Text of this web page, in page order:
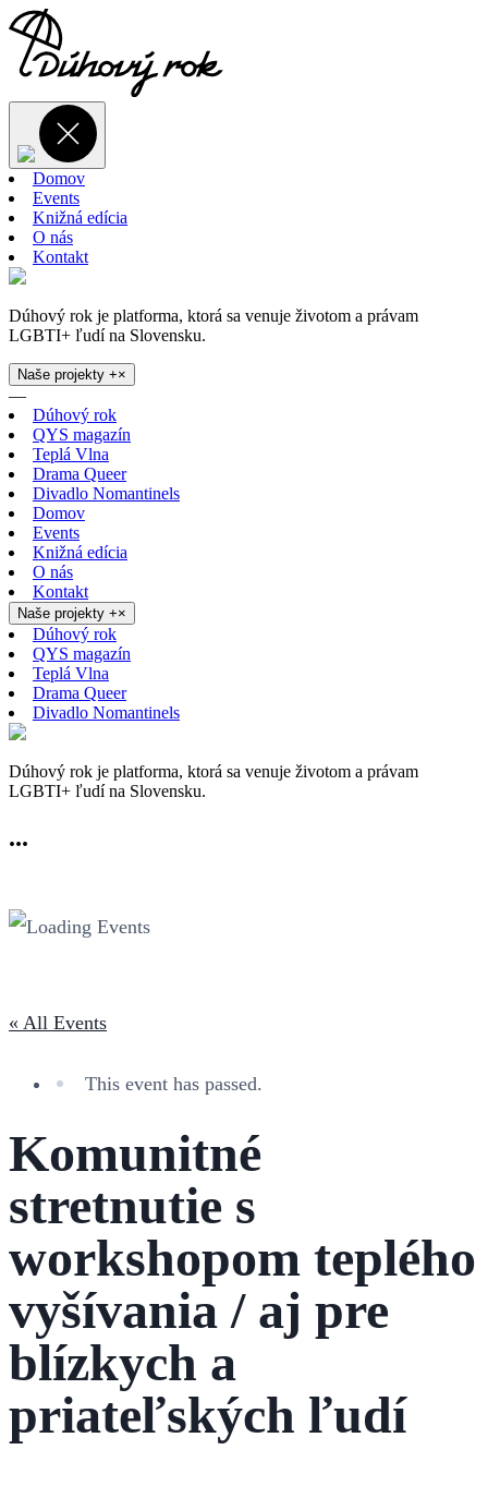
Domov
Events
Knižná edícia
O nás
Kontakt
Dúhový rok je platforma, ktorá sa venuje životom a právam
LGBTI+ ľudí na Slovensku.
Naše projekty +×
—
Dúhový rok
QYS magazín
Teplá Vlna
Drama Queer
Divadlo Nomantinels
Domov
Events
Knižná edícia
O nás
Kontakt
Naše projekty +×
Dúhový rok
QYS magazín
Teplá Vlna
Drama Queer
Divadlo Nomantinels
Dúhový rok je platforma, ktorá sa venuje životom a právam
LGBTI+ ľudí na Slovensku.
...
« All Events
This event has passed.
Komunitné
stretnutie s
workshopom teplého
vyšívania / aj pre
blízkych a
priateľských ľudí